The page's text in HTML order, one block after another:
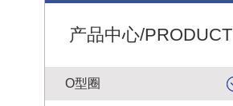
产品中心/PRODUCT
O型圈